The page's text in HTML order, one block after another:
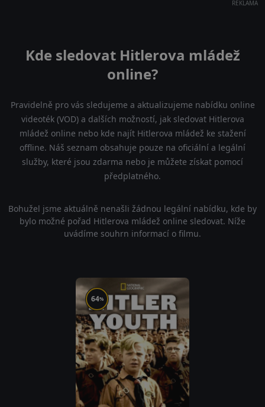
REKLAMA
Kde sledovat Hitlerova mládež
online?
Pravidelně pro vás sledujeme a aktualizujeme nabídku online
videoték (VOD) a dalších možností, jak sledovat Hitlerova
mládež online nebo kde najít Hitlerova mládež ke stažení
offline. Náš seznam obsahuje pouze na oficiální a legální
služby, které jsou zdarma nebo je můžete získat pomocí
předplatného.
Bohužel jsme aktuálně nenašli žádnou legální nabídku, kde by
bylo možné pořad Hitlerova mládež online sledovat. Níže
uvádíme souhrn informací o filmu.
64%